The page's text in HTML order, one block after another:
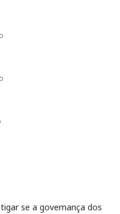
se a governança dos